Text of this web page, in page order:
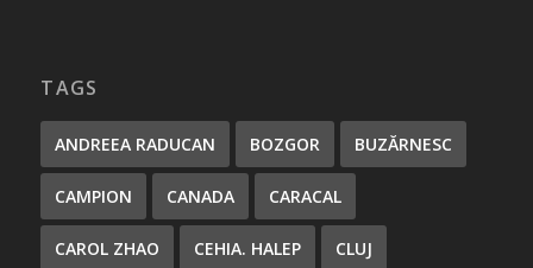
TAGS
ANDREEA RADUCAN BOZGOR BUZĂRNESC
CAMPION CANADA CARACAL
CAROL ZHAO CEHIA. HALEP CLUJ